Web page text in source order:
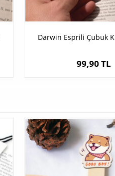
Darwin Esprili Çubuk
99,90 TL